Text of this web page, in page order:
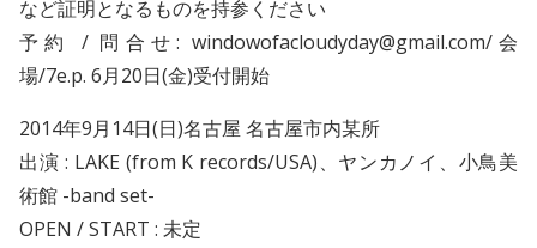
など証明となるものを持参ください
予約 / 問合せ: windowofacloudyday@gmail.com/会
場/7e.p. 6月20日(金)受付開始
2014年9月14日(日)名古屋 名古屋市内某所
出演 : LAKE (from K records/USA)、ヤンカノイ、小鳥美
術館 -band set-
OPEN / START : 未定